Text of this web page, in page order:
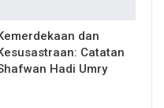
dan
Catatan
Hadi Umry